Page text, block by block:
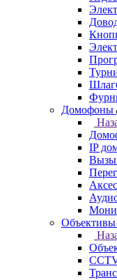
Домофоны
IP
Объективы